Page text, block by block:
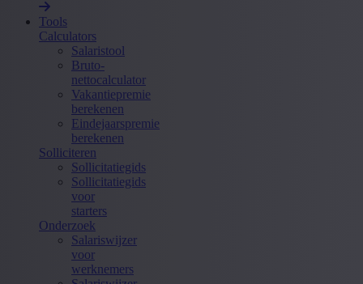
Tools
Calculators
Salaristool
Bruto-
nettocalculator
Vakantiepremie
berekenen
Eindejaarspremie
berekenen
Solliciteren
Sollicitatiegids
Sollicitatiegids
voor
starters
Onderzoek
Salariswijzer
voor
werknemers